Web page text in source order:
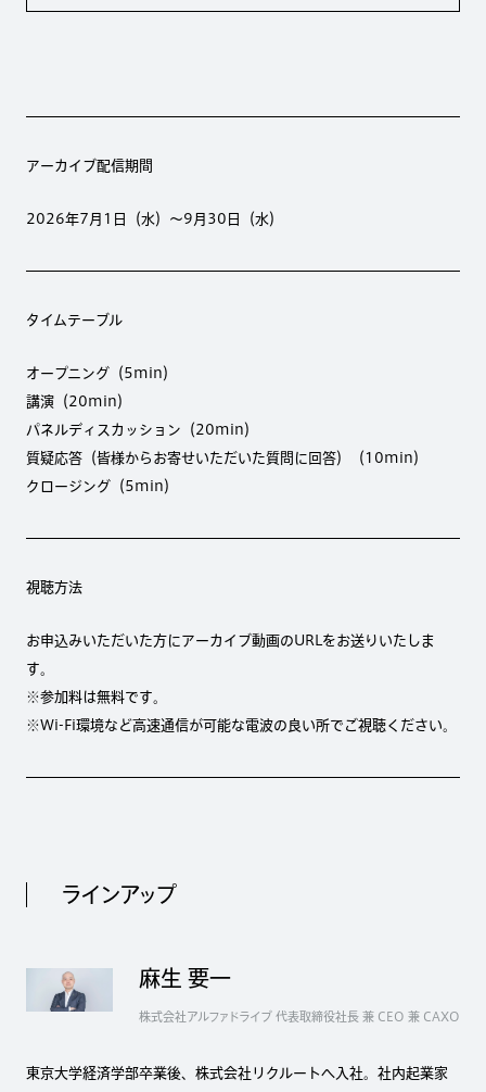
アーカイブ配信期間
2026年7月1日（水）〜9月30日（水）
タイムテーブル
オープニング（5min）
講演（20min）
パネルディスカッション（20min）
質疑応答（皆様からお寄せいただいた質問に回答）（10min）
クロージング（5min）
視聴方法
お申込みいただいた方にアーカイブ動画のURLをお送りいたしま
す。
※参加料は無料です。
※Wi-Fi環境など高速通信が可能な電波の良い所でご視聴ください。
ラインアップ
麻生 要一
株式会社アルファドライブ 代表取締役社長 兼 CEO 兼 CAXO
東京大学経済学部卒業後、株式会社リクルートへ入社。社内起業家